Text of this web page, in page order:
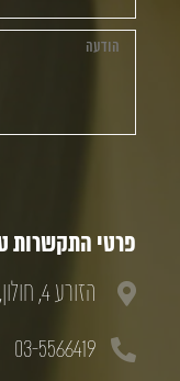
פרטי התקשרות
הזורע 4, חולון, 58833
03-5566419